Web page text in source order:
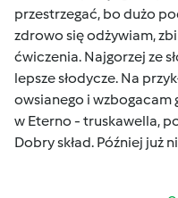
przestrzegać, bo dużo
zdrowo się odżywiam,
ćwiczenia. Najgorzej ze
lepsze słodycze. Na
owsianego i wzbogacam
w Eterno - truskawella,
Dobry skład. Później już